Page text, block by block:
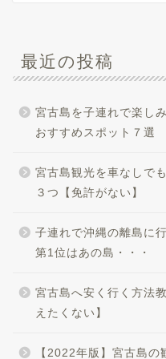
最近の投稿
宮古島を子連れで楽し
おすすめスポット７選
宮古島観光を車なしで
３つ【免許がない】
子連れで沖縄の離島に
第1位はあの島・・・
宮古島へ安く行く方法
えたくない】
【2022年版】宮古島の